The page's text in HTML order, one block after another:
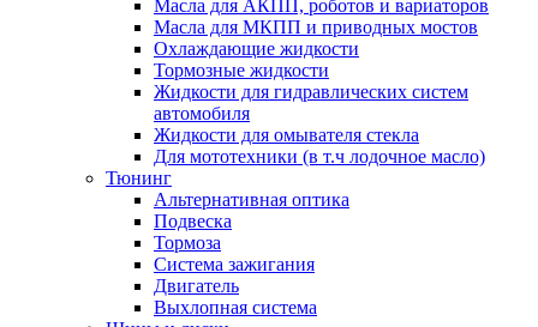
Масла для АКПП, роботов и вариаторов
Масла для МКПП и приводных мостов
Охлаждающие жидкости
Тормозные жидкости
Жидкости для гидравлических систем
автомобиля
Жидкости для омывателя стекла
Для мототехники (в т.ч лодочное масло)
Тюнинг
Альтернативная оптика
Подвеска
Тормоза
Система зажигания
Двигатель
Выхлопная система